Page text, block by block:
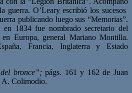
guerra. O’Leary escribió los sucesos
publicando luego sus “Memorias”.
1834 fue nombrado secretario del
en Europa, general Mariano Montilla.
Francia, Inglaterra y Estado
bronce”; págs. 161 y 162 de Juan
A. Colimodio.